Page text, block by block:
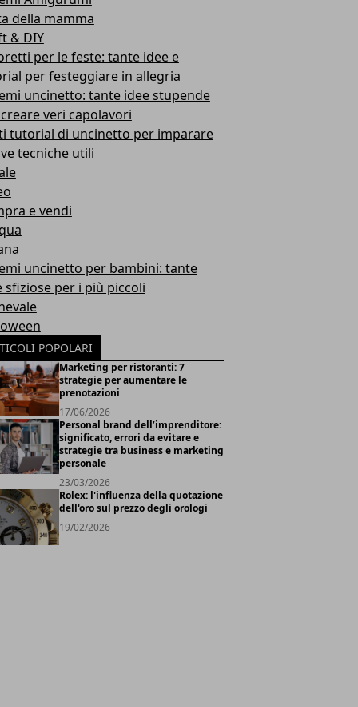
della mamma
& DIY
per le feste: tante idee e
per festeggiare in allegria
uncinetto: tante idee stupende
veri capolavori
tutorial di uncinetto per imparare
tecniche utili
e vendi
uncinetto per bambini: tante
sfiziose per i più piccoli
POPOLARI
Marketing per ristoranti: 7
strategie per aumentare le
prenotazioni
17/06/2026
Personal brand dell’imprenditore:
significato, errori da evitare e
strategie tra business e marketing
personale
23/03/2026
Rolex: l'influenza della quotazione
dell'oro sul prezzo degli orologi
19/02/2026